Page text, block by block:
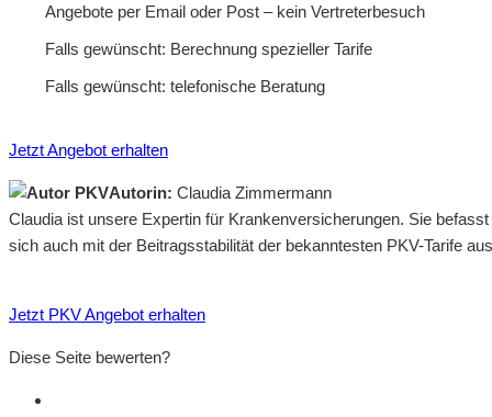
Angebote per Email oder Post – kein Vertreterbesuch
Falls gewünscht: Berechnung spezieller Tarife
Falls gewünscht: telefonische Beratung
Jetzt Angebot erhalten
Autorin: Claudia Zimmermann
Claudia ist unsere Expertin für Krankenversicherungen. Sie
sich auch mit der Beitragsstabilität der bekanntesten PKV-Tarife
Jetzt PKV Angebot erhalten
Diese Seite bewerten?